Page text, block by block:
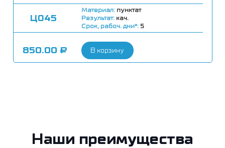
Ц045
Материал: пунктат
Результат: кач.
Срок, рабоч. дни*: 5
850.00 ₽ В корзину
Наши преимущества